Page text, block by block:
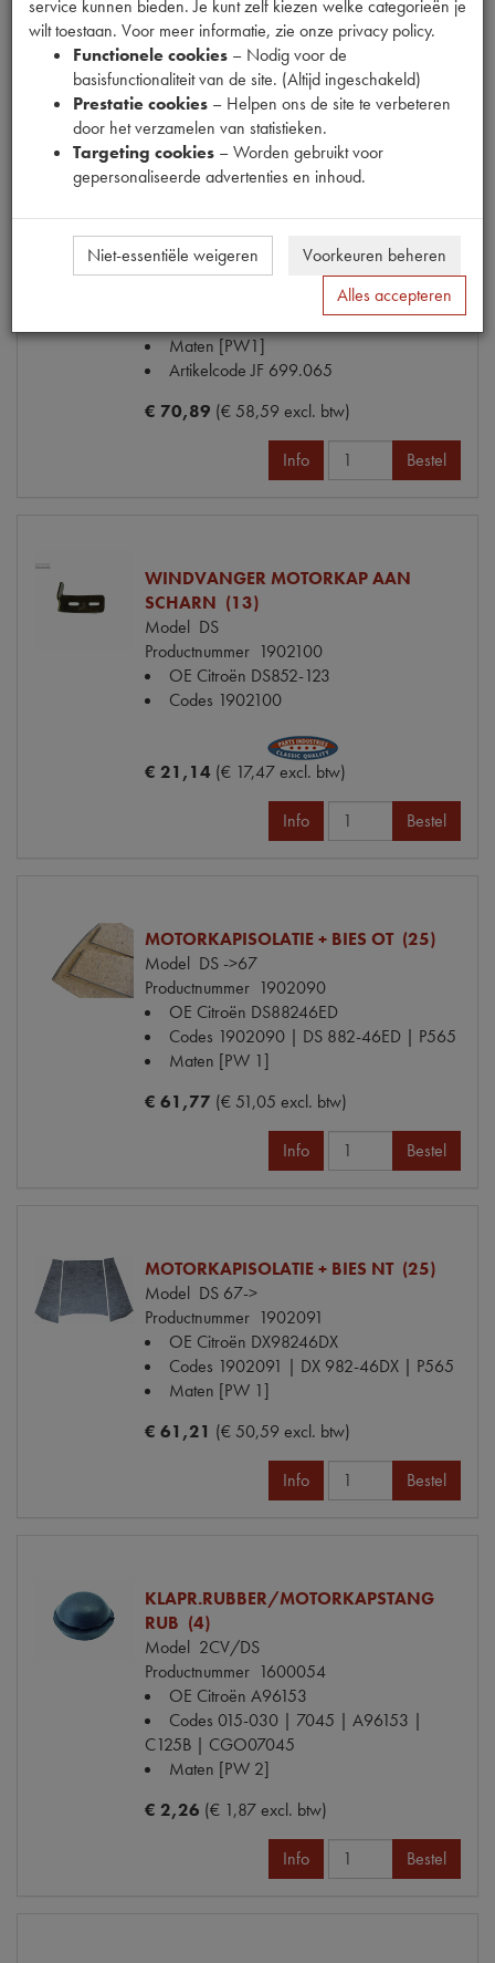
OE CitroënDS822-3
Maten[PW1]
€ 427,21 (€ 353,07 excl. btw)
Info
MOTORKAP HANDGREEP BREED
ModelDS 67->75
Maten[PW1]
Artikelcode JF 699.065
€ 70,89 (€ 58,59 excl. btw)
Info Bestel
WINDVANGER MOTORKAP AAN
SCHARN (13)
Model DS
Productnummer 1902100
OE Citroën DS852-123
Codes 1902100
€ 21,14 (€ 17,47 excl. btw)
Info Bestel
MOTORKAPISOLATIE + BIES OT (25)
Model DS ->67
Productnummer 1902090
OE Citroën DS88246ED
Codes 1902090 | DS 882-46ED | P565
Maten [PW 1]
€ 61,77 (€ 51,05 excl. btw)
Info Bestel
MOTORKAPISOLATIE + BIES NT (25)
Model DS 67->
Productnummer 1902091
OE Citroën DX98246DX
Codes 1902091 | DX 982-46DX | P565
Maten [PW 1]
€ 61,21 (€ 50,59 excl. btw)
Info Bestel
KLAPR.RUBBER/MOTORKAPSTANG
RUB (4)
Model 2CV/DS
Productnummer 1600054
OE Citroën A96153
Codes 015-030 | 7045 | A96153 |
C125B | CGO07045
Maten [PW 2]
€ 2,26 (€ 1,87 excl. btw)
Info Bestel
service kunnen bieden. Je kunt zelf kiezen welke categorieën je
wilt toestaan. Voor meer informatie, zie onze privacy policy.
Functionele cookies – Nodig voor de
basisfunctionaliteit van de site. (Altijd ingeschakeld)
Prestatie cookies – Helpen ons de site te verbeteren
door het verzamelen van statistieken.
Targeting cookies – Worden gebruikt voor
gepersonaliseerde advertenties en inhoud.
Niet-essentiële weigeren
Voorkeuren beheren
Alles accepteren